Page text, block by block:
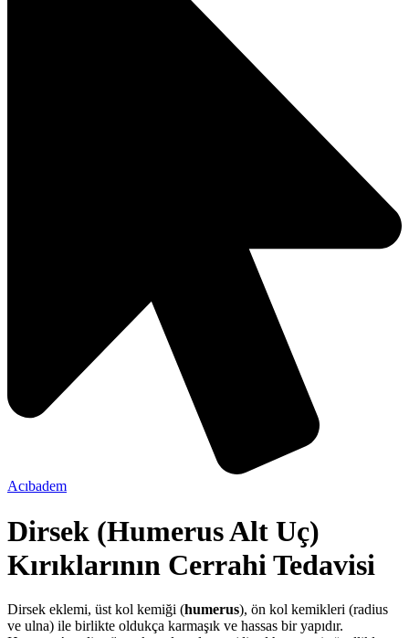
Acıbadem
Dirsek (Humerus Alt Uç)
Kırıklarının Cerrahi Tedavisi
Dirsek eklemi, üst kol kemiği (humerus), ön kol kemikleri (radius
ve ulna) ile birlikte oldukça karmaşık ve hassas bir yapıdır.